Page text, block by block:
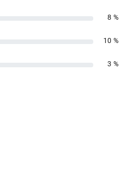
8 %
10 %
3 %